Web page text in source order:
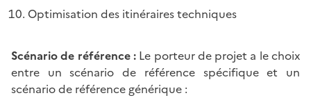
Optimisation des itinéraires techniques
Scénario de référence : Le porteur de projet a le choix
entre un scénario de référence spécifique et un
scénario de référence générique :